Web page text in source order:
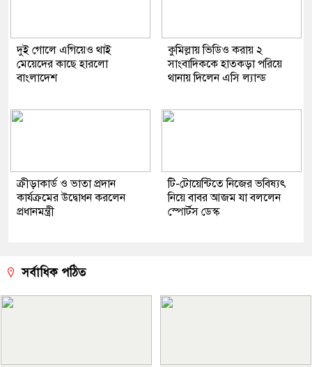
দুই গোলে এগিয়েও থাই
মেয়েদের কাছে হারলো
বাংলাদেশ
কুমিল্লায় ভিডিও করায় ২
সাংবাদিককে হাতকড়া পরিয়ে
থানায় দিলেন এসি ল্যান্ড
ক্রীড়াকার্ড ও ভাতা প্রদান
কার্যক্রমের উদ্বোধন করলেন
প্রধানমন্ত্রী
টি-টোয়েন্টিতে নিজের ভবিষ্যৎ
নিয়ে বাবর আজম যা বললেন
স্পোর্টস ডেস্ক
সর্বাধিক পঠিত